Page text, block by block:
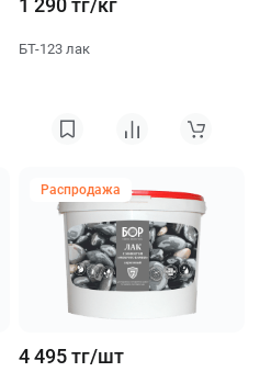
1 290 тг/кг
БТ-123 лак
Распродажа
4 495 тг/шт